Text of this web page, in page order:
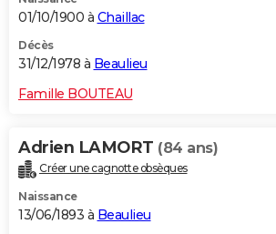
01/10/1900 à Chaillac
Décès
31/12/1978 à Beaulieu
Famille BOUTEAU
Adrien LAMORT (84 ans)
Créer une cagnotte obsèques
Naissance
13/06/1893 à Beaulieu